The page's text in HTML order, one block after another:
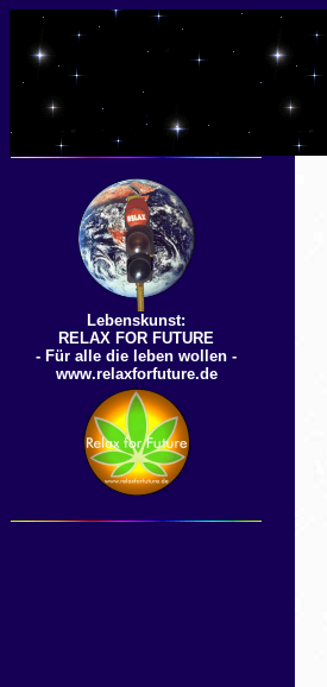
Lebenskunst:
RELAX FOR FUTURE
- Für alle die leben wollen -
www.relaxforfuture.de